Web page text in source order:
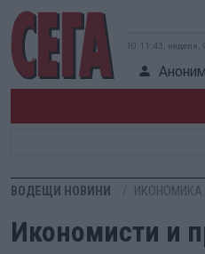
10:11:44, неделя,
ВОДЕЩИ НОВИНИ ИКОНОМИКА
Икономисти и